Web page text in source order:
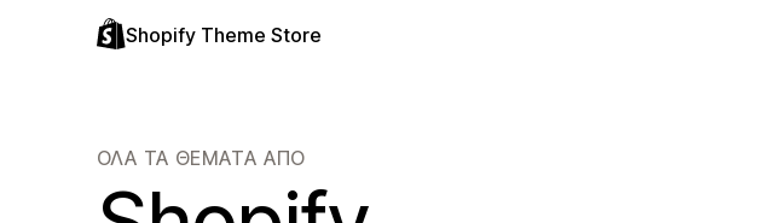
Shopify Theme Store
ΌΛΑ ΤΑ ΘΈΜΑΤΑ ΑΠΌ